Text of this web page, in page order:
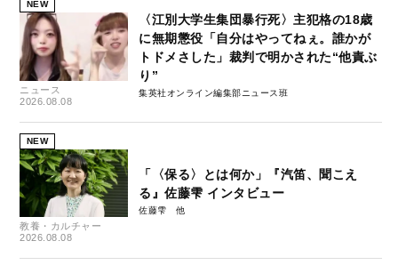
NEW
ニュース
2026.08.08
〈江別大学生集団暴行死〉主犯格の18歳
に無期懲役「自分はやってねぇ。誰かが
トドメさした」裁判で明かされた“他責ぶ
り”
集英社オンライン編集部ニュース班
NEW
教養・カルチャー
2026.08.08
「〈保る〉とは何か」『汽笛、聞こえ
る』佐藤雫 インタビュー
佐藤雫